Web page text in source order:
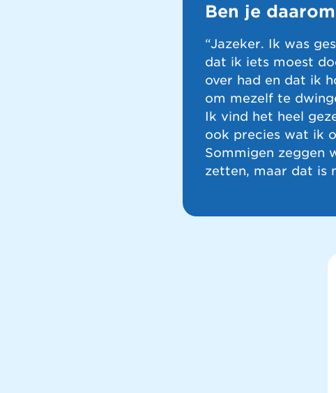
Ben je
“Jazeker. Ik was
dat ik iets moest
over had en dat ik
om mezelf te
Ik vind het heel
ook precies wat ik
Sommigen zeggen
zetten, maar dat is